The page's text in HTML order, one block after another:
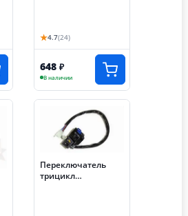
★4.7(24)
648 ₽
В наличии
Переключатель
трицикл